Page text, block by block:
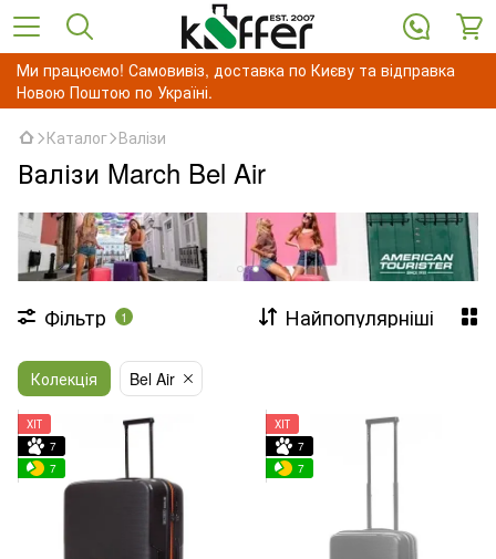
Ми працюємо! Самовивіз, доставка по Києву та відправка
Новою Поштою по Україні.
Каталог Валізи
Валізи March Bel Air
Фільтр 1 Найпопулярніші
Колекція Bel Air
ХІТ
7
7
ХІТ
7
7